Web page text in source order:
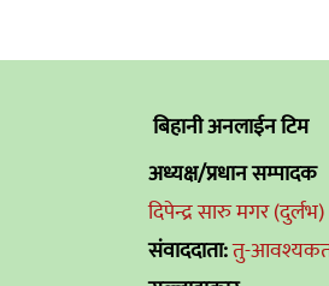
बिहानी अनलाईन टिम
अध्यक्ष/प्रधान सम्पादक
दिपेन्द्र सारु मगर (दुर्लभ)
संवाददाता:तु-